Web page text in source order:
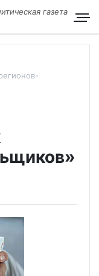
газета